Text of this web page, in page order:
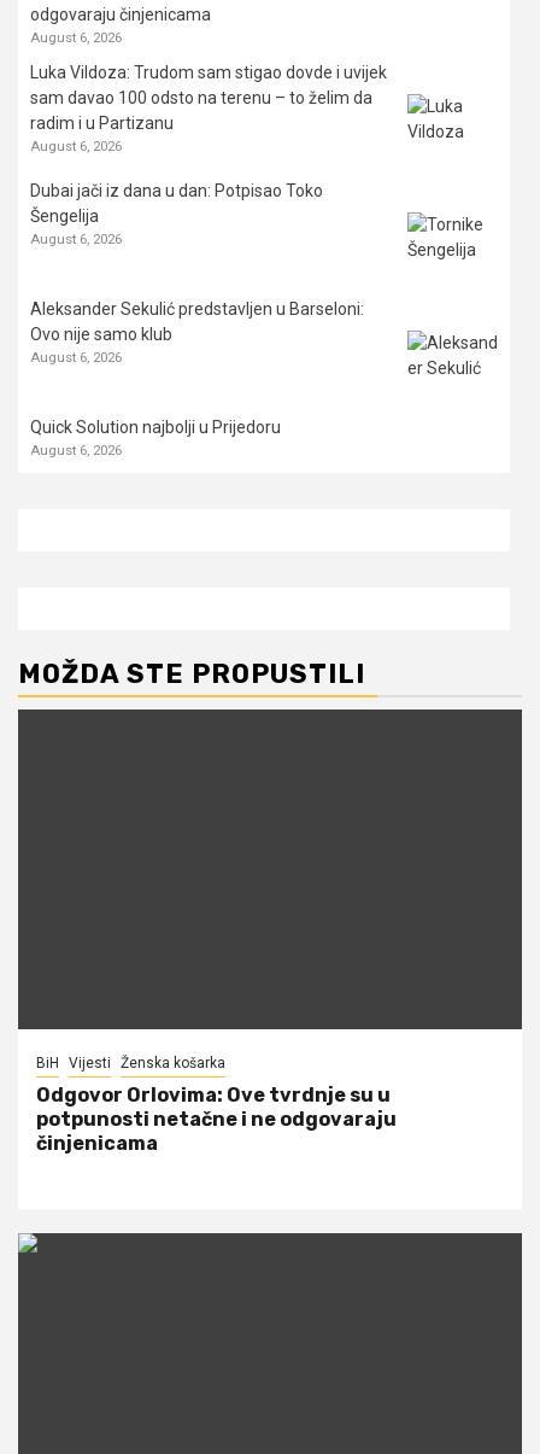
odgovaraju činjenicama
August 6, 2026
Luka Vildoza: Trudom sam stigao dovde i uvijek
sam davao 100 odsto na terenu – to želim da
radim i u Partizanu
August 6, 2026
Dubai jači iz dana u dan: Potpisao Toko
Šengelija
August 6, 2026
Aleksander Sekulić predstavljen u Barseloni:
Ovo nije samo klub
August 6, 2026
Quick Solution najbolji u Prijedoru
August 6, 2026
MOŽDA STE PROPUSTILI
BiH Vijesti Ženska košarka
Odgovor Orlovima: ​Ove tvrdnje su u
potpunosti netačne i ne odgovaraju
činjenicama